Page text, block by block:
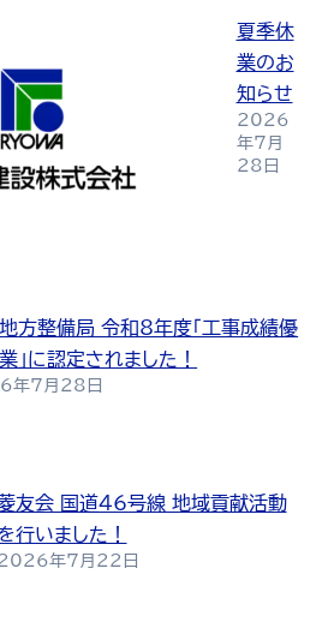
夏季休
業のお
知らせ
2026
年7月
28日
方整備局 令和8年度「工事成績優
」に認定されました！
年7月28日
友会 国道46号線 地域貢献活動
行いました！
年7月22日